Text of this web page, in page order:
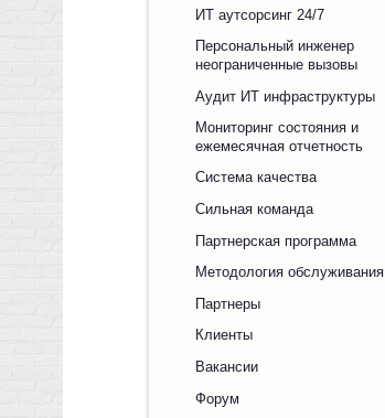
ИТ аутсорсинг 24/7
Персональный инженер
неограниченные вызовы
Аудит ИТ инфраструктуры
Мониторинг состояния и
ежемесячная отчетность
Система качества
Сильная команда
Партнерская программа
Методология обслуживания
Партнеры
Клиенты
Вакансии
Форум